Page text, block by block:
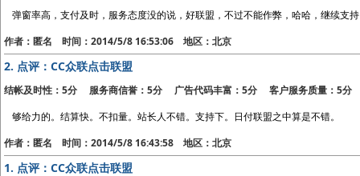
弹窗率高，支付及时，服务态度没的说，好联盟，不过不能作弊，哈哈，继续支持
作者：匿名 时间：2014/5/8 16:53:06 地区：北京
2. 点评：CC众联点击联盟
结帐及时性：5分 服务商信誉：5分 广告代码丰富：5分 客户服务质量：5分
够给力的。结算快。不扣量。站长人不错。支持下。日付联盟之中算是不错。
作者：匿名 时间：2014/5/8 16:43:58 地区：北京
1. 点评：CC众联点击联盟